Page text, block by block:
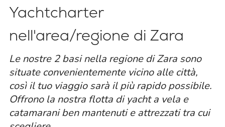
Yachtcharter
nell'area/regione di Zara
Le nostre 2 basi nella regione di Zara sono
situate convenientemente vicino alle città,
così il tuo viaggio sarà il più rapido possibile.
Offrono la nostra flotta di yacht a vela e
catamarani ben mantenuti e attrezzati tra cui